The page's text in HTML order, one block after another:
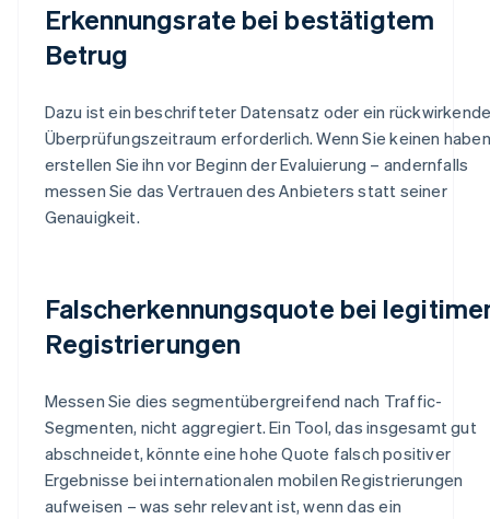
Erkennungsrate bei bestätigtem
Betrug
Dazu ist ein beschrifteter Datensatz oder ein
Überprüfungszeitraum erforderlich. Wenn Sie keinen
erstellen Sie ihn vor Beginn der Evaluierung – andernfalls
messen Sie das Vertrauen des Anbieters statt seiner
Genauigkeit.
Falscherkennungsquote bei
Registrierungen
Messen Sie dies segmentübergreifend nach Traffic-
Segmenten, nicht aggregiert. Ein Tool, das insgesamt gut
abschneidet, könnte eine hohe Quote falsch positiver
Ergebnisse bei internationalen mobilen Registrierungen
aufweisen – was sehr relevant ist, wenn das ein